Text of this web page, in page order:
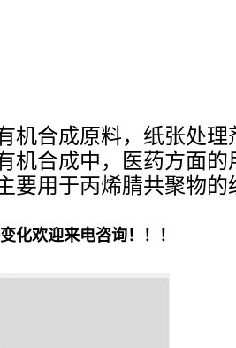
机合成原料，纸张处
合成中，医药方面
用于丙烯腈共聚物
化欢迎来电咨询！！！